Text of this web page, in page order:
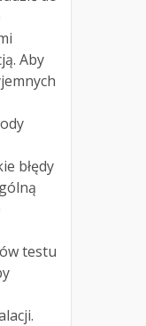
Aby
błędy
testu